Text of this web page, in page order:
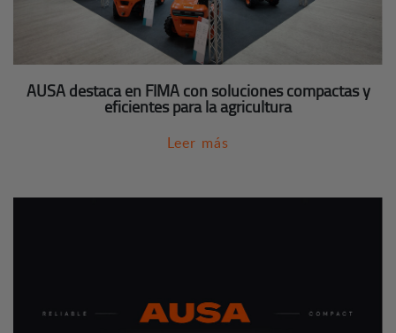
AUSA destaca en FIMA con soluciones compactas y
eficientes para la agricultura
Leer más